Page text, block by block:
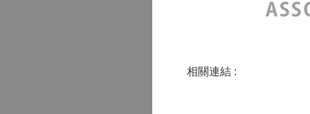
相關連結 :